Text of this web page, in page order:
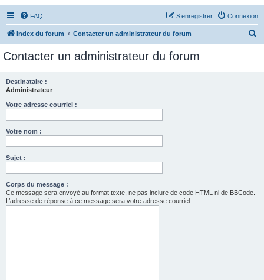
FAQ Connexion
S’enregistrer
Index du forum Contacter un administrateur du forum
Contacter un administrateur du forum
Destinataire :
Administrateur
Votre adresse courriel :
Votre nom :
Sujet :
Corps du message :
Ce message sera envoyé au format texte, ne pas inclure de code HTML ni de BBCode.
L’adresse de réponse à ce message sera votre adresse courriel.